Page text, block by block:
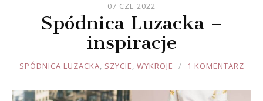
07 CZE 2022
Spódnica Luzacka –
inspiracje
JOULE
SPÓDNICA LUZACKA, SZYCIE, WYKROJE 1 KOMENTARZ